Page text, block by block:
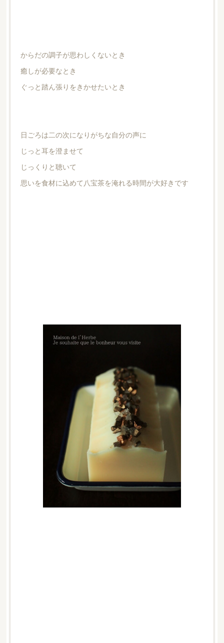
からだの調子が思わしくないとき
癒しが必要なとき
ぐっと踏ん張りをきかせたいとき
日ごろは二の次になりがちな自分の声に
じっと耳を澄ませて
じっくりと聴いて
思いを食材に込めて八宝茶を淹れる時間が大好きです